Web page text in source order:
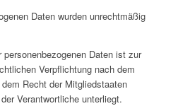
Daten wurden unrechtmäßig
personenbezogenen Daten ist zur
Verpflichtung nach dem
Recht der Mitgliedstaaten
Verantwortliche unterliegt.